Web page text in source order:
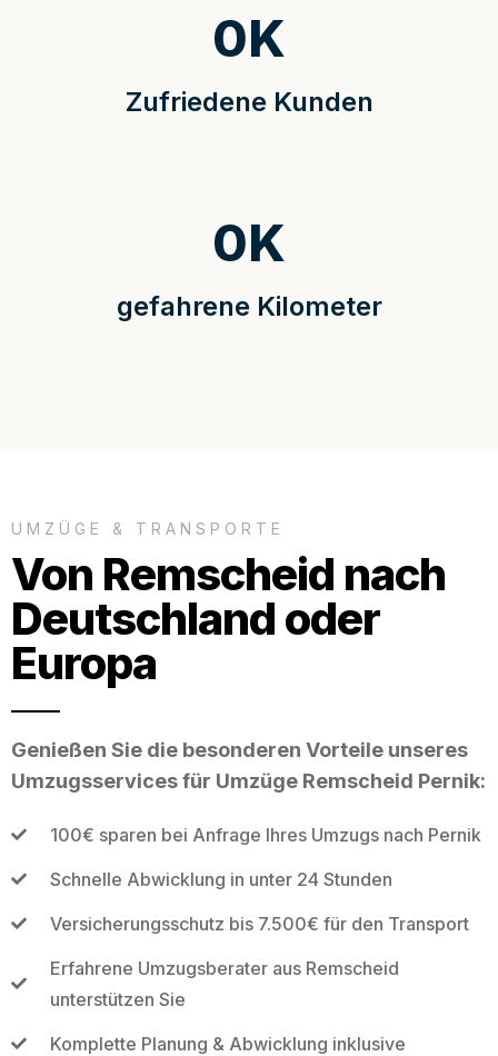
Zufriedene Kunden
0K
gefahrene Kilometer
0K
UMZÜGE & TRANSPORTE
Von Remscheid nach
Deutschland oder
Europa
Genießen Sie die besonderen Vorteile unseres
Umzugsservices für Umzüge Remscheid Pernik:
100€ sparen bei Anfrage Ihres Umzugs nach Pernik
Schnelle Abwicklung in unter 24 Stunden
Versicherungsschutz bis 7.500€ für den Transport
Erfahrene Umzugsberater aus Remscheid
unterstützen Sie
Komplette Planung & Abwicklung inklusive